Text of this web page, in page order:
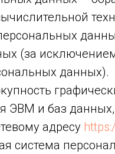
(за
данных).
ЭВМ и баз
адресу
система